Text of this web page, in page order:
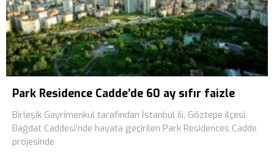
Park Residence Cadde’de 60 ay sıfır faizle
Birleşik Gayrimenkul tarafından İstanbul ili, Göztepe ilçesi,
Bağdat Caddesi’nde hayata geçirilen Park Residences Cadde
projesinde